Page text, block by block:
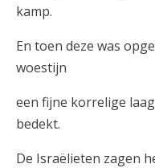
kamp.
En toen deze was
woestijn
een fijne korrelige
bedekt.
De Israëlieten zagen